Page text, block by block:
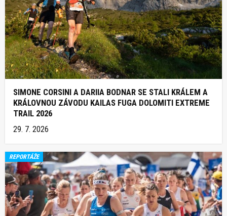
SIMONE CORSINI A DARIIA BODNAR SE STALI KRÁLEM A
KRÁLOVNOU ZÁVODU KAILAS FUGA DOLOMITI EXTREME
TRAIL 2026
29. 7. 2026
REPORTÁŽE